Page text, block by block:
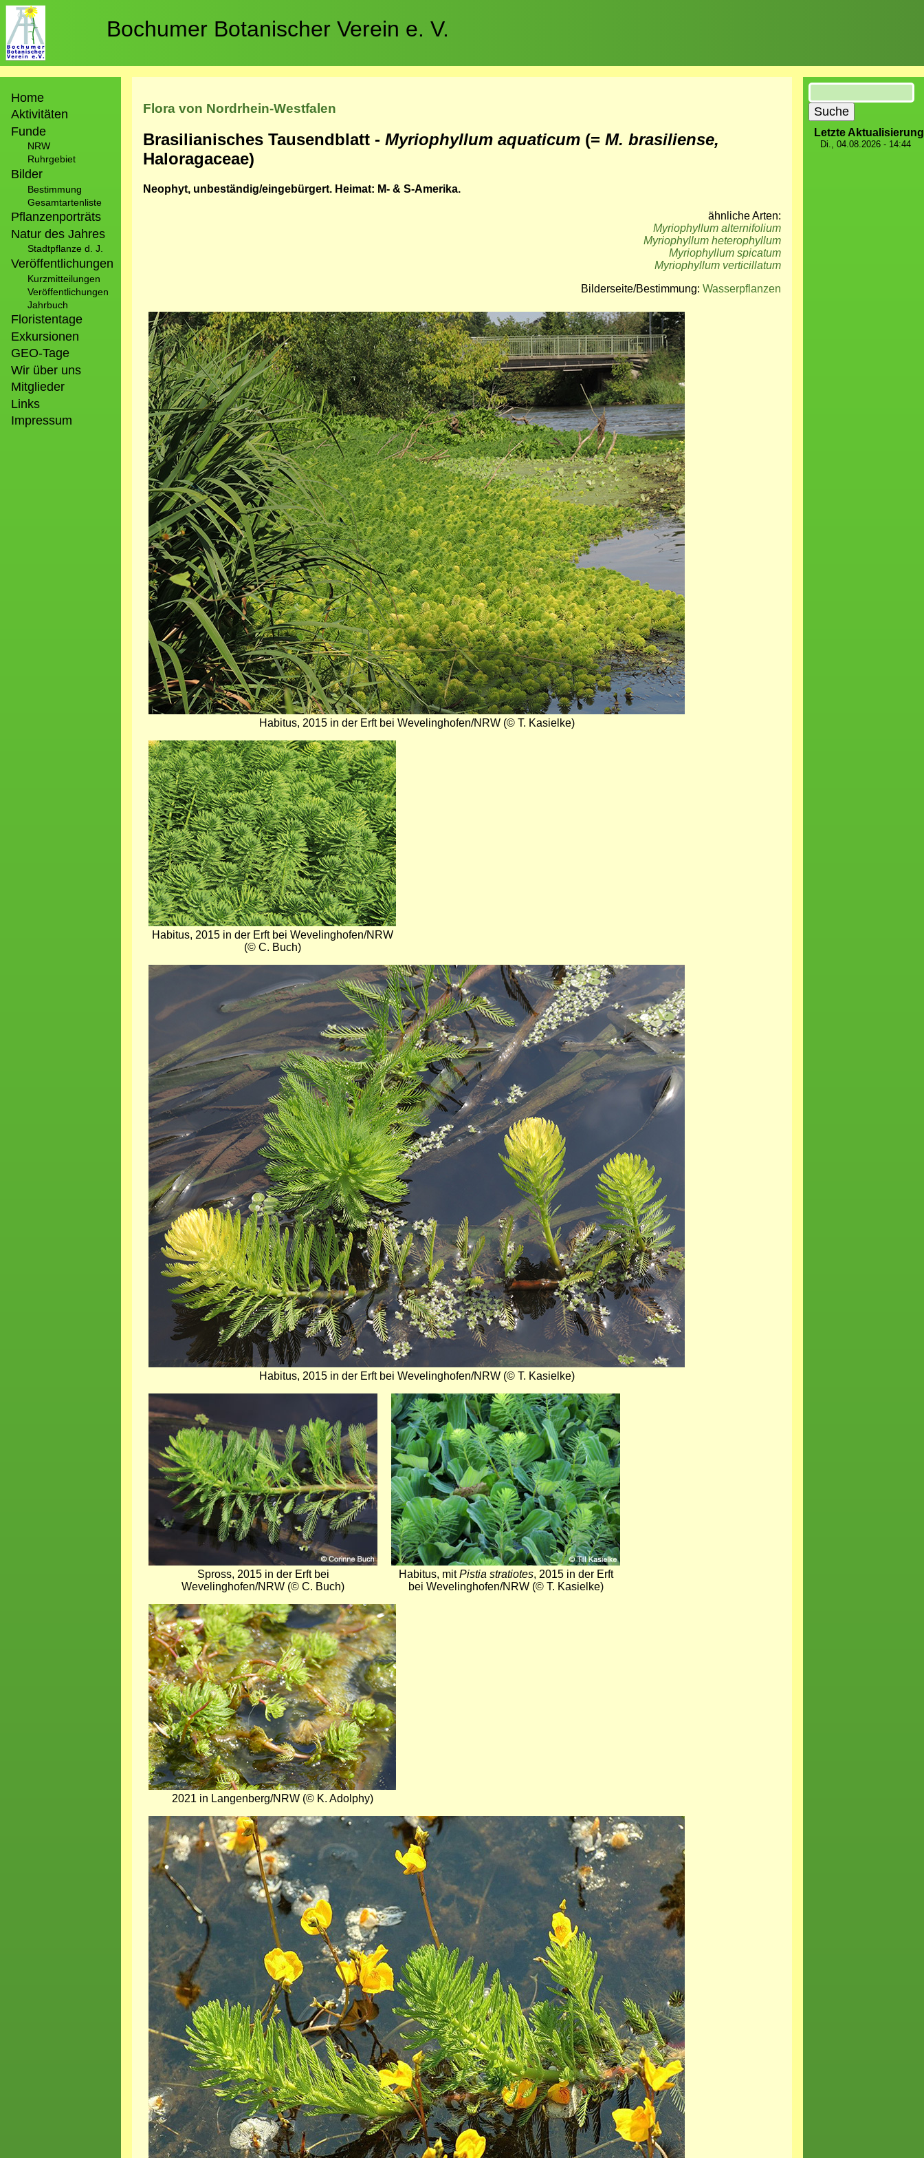
Direkt
zum
Inhalt
Bochumer Botanischer Verein e. V.
Home
Aktivitäten
Funde
NRW
Ruhrgebiet
Bilder
Bestimmung
Gesamtartenliste
Pflanzenporträts
Natur des Jahres
Stadtpflanze d. J.
Veröffentlichungen
Kurzmitteilungen
Veröffentlichungen
Jahrbuch
Floristentage
Exkursionen
GEO-Tage
Wir über uns
Mitglieder
Links
Impressum
Flora von Nordrhein-Westfalen
Brasilianisches Tausendblatt - Myriophyllum aquaticum (= M. brasiliense,
Haloragaceae)
Neophyt, unbeständig/eingebürgert. Heimat: M- & S-Amerika.
ähnliche Arten:
Myriophyllum alternifolium
Myriophyllum heterophyllum
Myriophyllum spicatum
Myriophyllum verticillatum
Bilderseite/Bestimmung: Wasserpflanzen
Bild
Habitus, 2015 in der Erft bei Wevelinghofen/NRW (© T. Kasielke)
Bild
Habitus, 2015 in der Erft bei Wevelinghofen/NRW
(© C. Buch)
Bild
Habitus, 2015 in der Erft bei Wevelinghofen/NRW (© T. Kasielke)
Bild
Spross, 2015 in der Erft bei
Wevelinghofen/NRW (© C. Buch)
Bild
Habitus, mitPistia stratiotes, 2015 in der Erft
bei Wevelinghofen/NRW (© T. Kasielke)
Bild
2021 in Langenberg/NRW (© K. Adolphy)
Bild
Suche
Letzte Aktualisierung
Di., 04.08.2026 - 14:44